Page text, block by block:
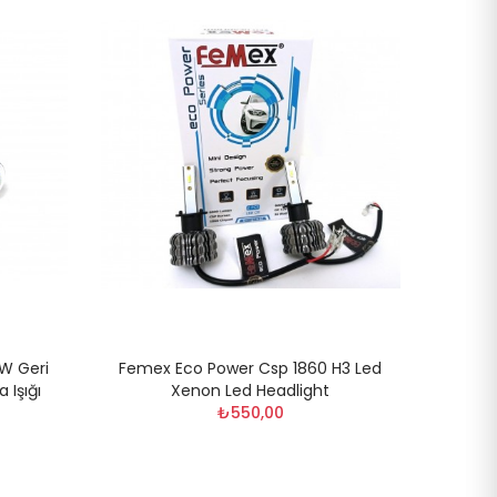
Geri
Femex Eco Power Csp 1860 H3 Led
Xenon Led Headlight
₺550,00